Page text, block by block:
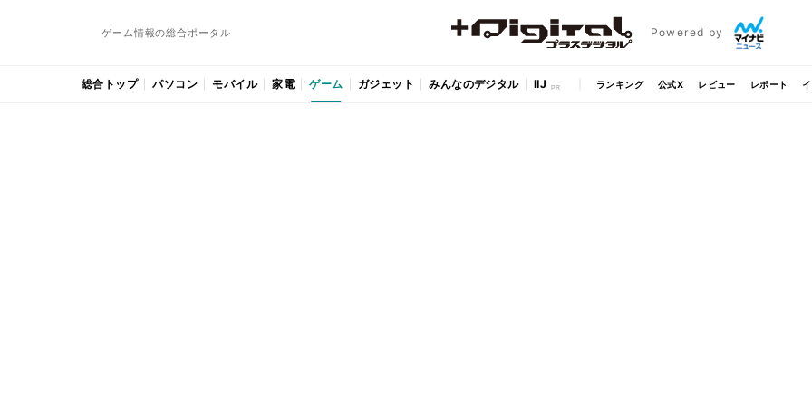
ゲーム情報の総合ポータル Powered by
総合トップ パソコン モバイル 家電 ゲーム ガジェット みんなのデジタル IIJ ランキング 公式X レビュー レポート